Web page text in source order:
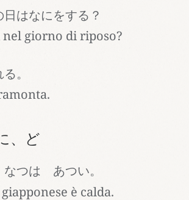
はなにをする？
nel giorno di riposo?
。
、ど
つは あつい。
è calda.